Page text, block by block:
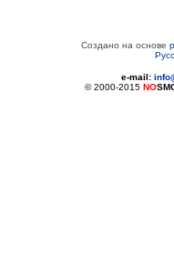
Создано на основе
e-mail:
© 2000-2015 NO